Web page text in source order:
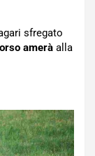
sfregato
amerà alla